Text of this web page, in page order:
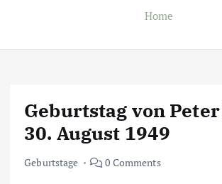
Home
Geburtstag von
30. August 1949
Geburtstage 0 Comments